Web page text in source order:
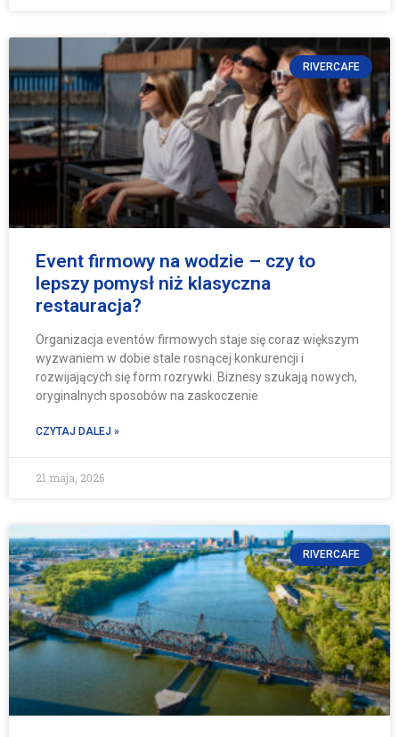
RIVERCAFE
Event firmowy na wodzie – czy to
lepszy pomysł niż klasyczna
restauracja?
Organizacja eventów firmowych staje się coraz większym
wyzwaniem w dobie stale rosnącej konkurencji i
rozwijających się form rozrywki. Biznesy szukają nowych,
oryginalnych sposobów na zaskoczenie
CZYTAJ DALEJ »
21 maja, 2026
RIVERCAFE